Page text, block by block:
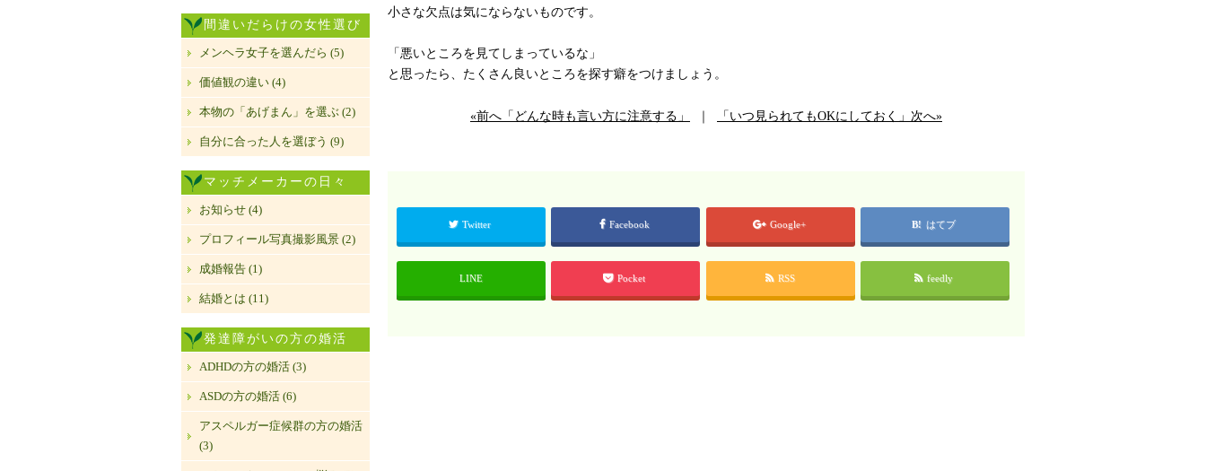
小さな欠点は気にならないものです。
「悪いところを見てしまっているな」
と思ったら、たくさん良いところを探す癖をつけましょう。
«前へ「どんな時も言い方に注意する」 「いつ見られてもOKにしておく」次へ»
Twitter Facebook Google+ はてブ
LINE Pocket RSS feedly
間違いだらけの女性選び
メンヘラ女子を選んだら (5)
価値観の違い (4)
本物の「あげまん」を選ぶ (2)
自分に合った人を選ぼう (9)
マッチメーカーの日々
お知らせ (4)
プロフィール写真撮影風景 (2)
成婚報告 (1)
結婚とは (11)
発達障がいの方の婚活
ADHDの方の婚活 (3)
ASDの方の婚活 (6)
アスペルガー症候群の方の婚活
(3)